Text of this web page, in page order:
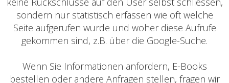
sondern nur statistisch erfassen wie oft welche
Seite aufgerufen wurde und woher diese Aufrufe
gekommen sind, z.B. über die Google-Suche.
Wenn Sie Informationen anfordern, E-Books
bestellen oder andere Anfragen stellen, fragen wir